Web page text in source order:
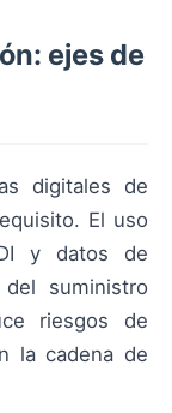
ejes de
digitales de
El uso
y datos de
suministro
riesgos de
la cadena de